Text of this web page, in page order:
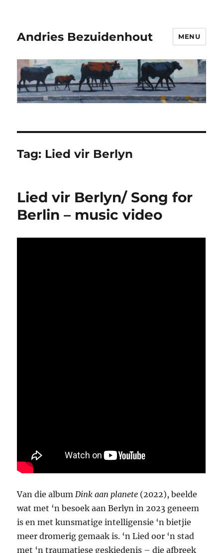
Andries Bezuidenhout MENU
Tag: Lied vir Berlyn
Lied vir Berlyn/ Song for
Berlin – music video
Van die albumDink aan planete (2022), beelde
wat met ‘n besoek aan Berlyn in 2023 geneem
is en met kunsmatige intelligensie ‘n bietjie
meer dromerig gemaak is. ‘n Lied oor ‘n stad
met ‘n traumatiese geskiedenis – die afbreek